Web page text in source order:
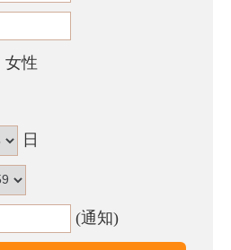
点。如为女子则具有才华和
柔大方，喜好打扮。
，领导力强。其人意志坚
，能团结众人，调配各种资
，成就一番大事业。
？
女性
日
(通知)